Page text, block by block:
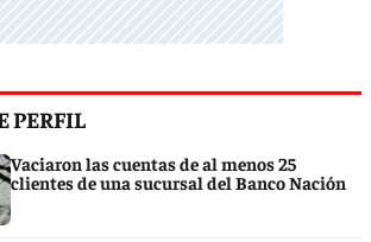
PERFIL
Vaciaron las cuentas de al menos 25
clientes de una sucursal del Banco Nación